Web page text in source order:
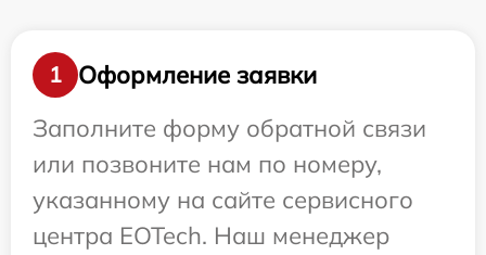
1
Оформление заявки
Заполните форму обратной связи
или позвоните нам по номеру,
указанному на сайте сервисного
центра EOTech. Наш менеджер